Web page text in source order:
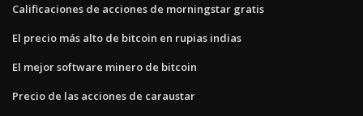
Calificaciones de acciones de morningstar gratis
El precio más alto de bitcoin en rupias indias
El mejor software minero de bitcoin
Precio de las acciones de caraustar